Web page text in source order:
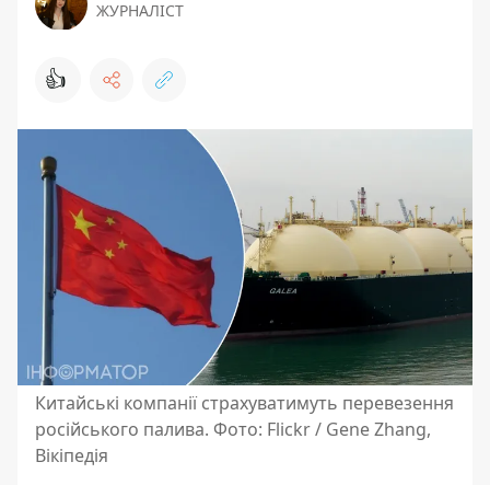
ЖУРНАЛІСТ
👍
Китайські компанії страхуватимуть перевезення
російського палива. Фото: Flickr / Gene Zhang,
Вікіпедія